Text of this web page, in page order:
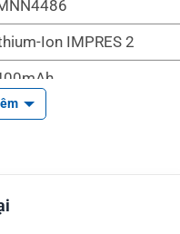
Ion IMPRES 2
rugged
6000/7000/8000, SRX 2